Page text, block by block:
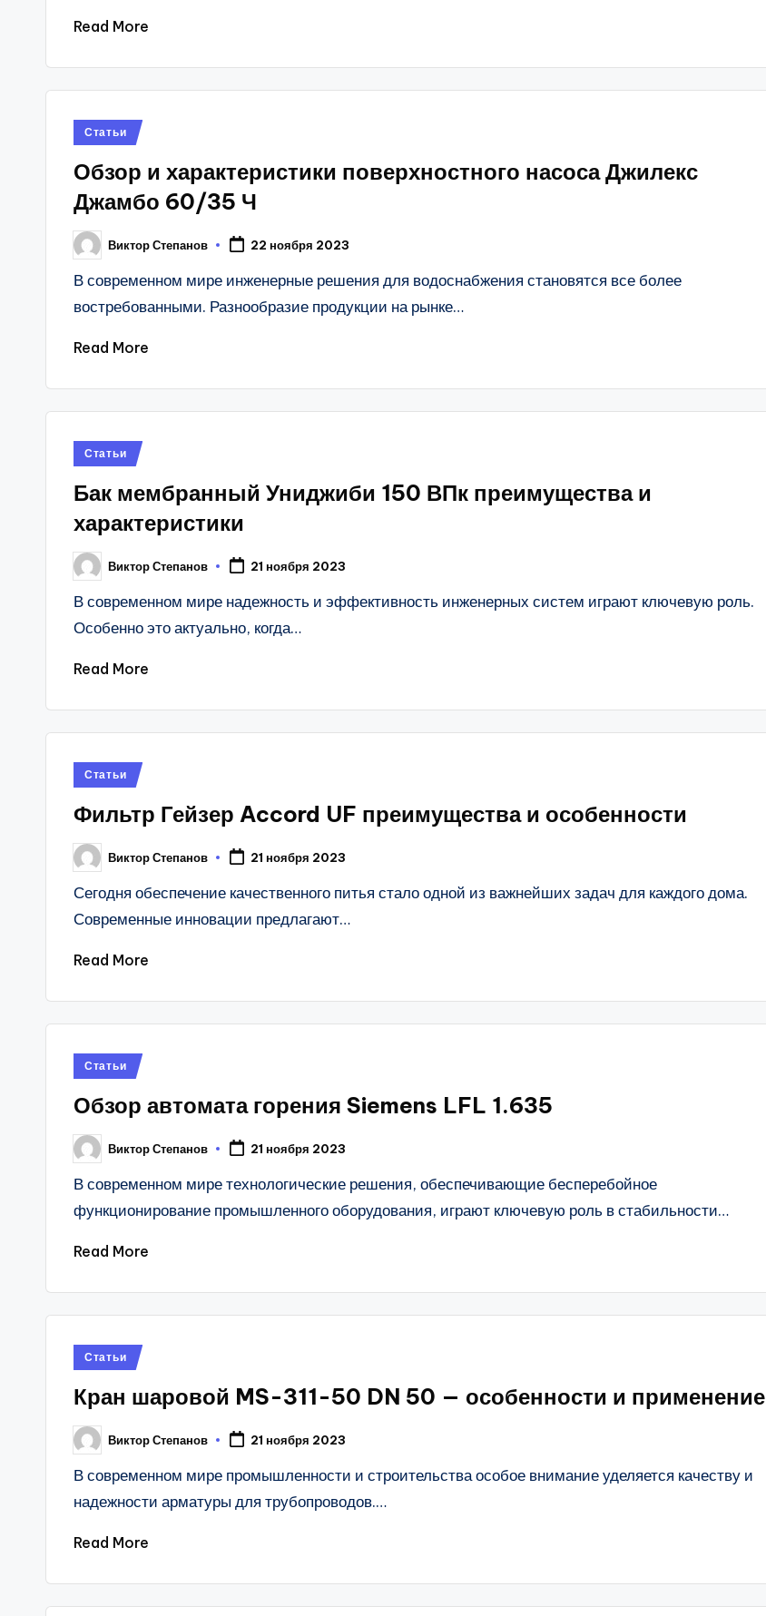
Read More
Posted
Статьи
Обзор и характеристики поверхностного насоса Джилекс
Джамбо 60/35 Ч
Posted
by
Виктор Степанов 22 ноября 2023
В современном мире инженерные решения для водоснабжения становятся все более
востребованными. Разнообразие продукции на рынке…
Read More
Posted
Статьи
Бак мембранный Униджиби 150 ВПк преимущества и
характеристики
Posted
by
Виктор Степанов 21 ноября 2023
В современном мире надежность и эффективность инженерных систем играют ключевую роль.
Особенно это актуально, когда…
Read More
Posted
Статьи
Фильтр Гейзер Accord UF преимущества и особенности
Posted
by
Виктор Степанов 21 ноября 2023
Сегодня обеспечение качественного питья стало одной из важнейших задач для каждого дома.
Современные инновации предлагают…
Read More
Posted
Статьи
Обзор автомата горения Siemens LFL 1.635
Posted
by
Виктор Степанов 21 ноября 2023
В современном мире технологические решения, обеспечивающие бесперебойное
функционирование промышленного оборудования, играют ключевую роль в стабильности…
Read More
Posted
Статьи
Кран шаровой MS-311-50 DN 50 — особенности и применение
Posted
by
Виктор Степанов 21 ноября 2023
В современном мире промышленности и строительства особое внимание уделяется качеству и
надежности арматуры для трубопроводов.…
Read More